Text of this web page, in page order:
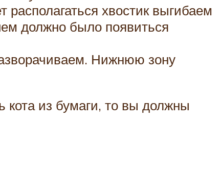
хвостик выгибаем
должно было появиться
Нижнюю зону
кота из бумаги, то вы должны